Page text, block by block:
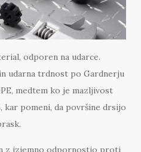
odporen na udarce.
udarna trdnost po Gardnerju
medtem ko je mazljivost
pomeni, da površine drsijo